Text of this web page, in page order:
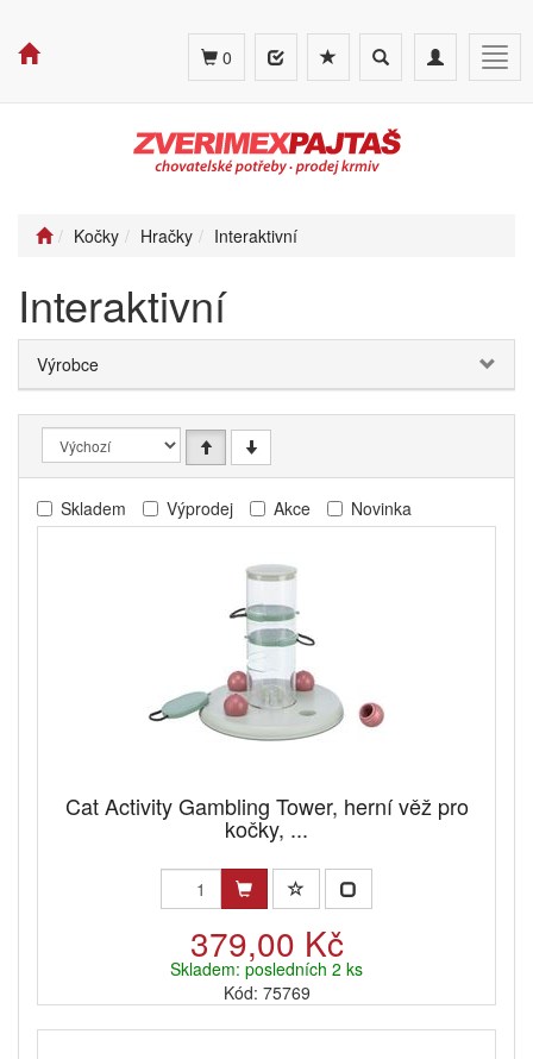
Toggle
navigation
Toggle
search
0
Kočky Hračky Interaktivní
Interaktivní
Výrobce
Skladem Výprodej Akce Novinka
Cat Activity Gambling Tower, herní věž pro
kočky, ...
379,00 Kč
Skladem: posledních 2 ks
Kód: 75769